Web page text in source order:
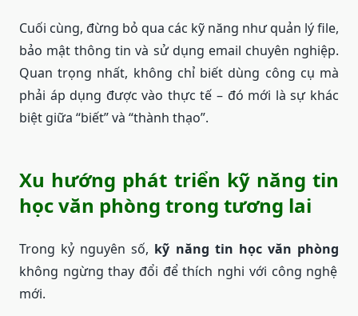
Cuối cùng, đừng bỏ qua các kỹ năng như quản lý file,
bảo mật thông tin và sử dụng email chuyên nghiệp.
Quan trọng nhất, không chỉ biết dùng công cụ mà
phải áp dụng được vào thực tế – đó mới là sự khác
biệt giữa “biết” và “thành thạo”.
Xu hướng phát triển kỹ năng tin
học văn phòng trong tương lai
Trong kỷ nguyên số, kỹ năng tin học văn phòng
không ngừng thay đổi để thích nghi với công nghệ
mới.